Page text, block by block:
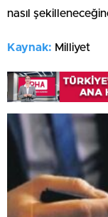
nasıl
Kaynak: Milliyet